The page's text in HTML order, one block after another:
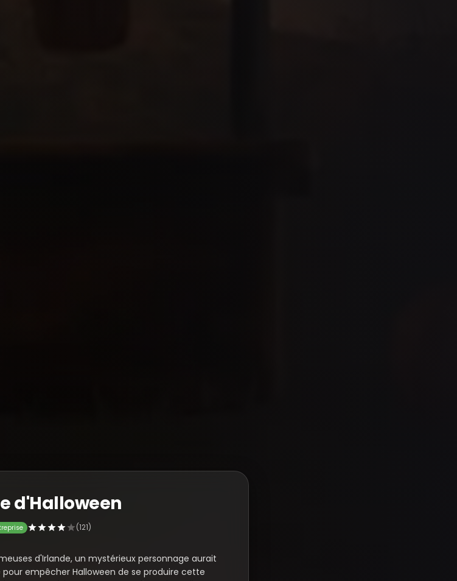
d'Halloween
(121)
d'Irlande, un mystérieux personnage aurait
empêcher Halloween de se produire cette